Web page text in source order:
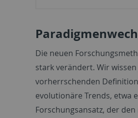
Die neuen
stark verändert. Wir
vorherrschenden
evolutionäre Trends, etwa
Forschungsansatz, der